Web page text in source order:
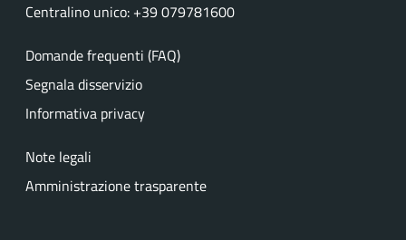
Centralino unico: +39 079781600
Domande frequenti (FAQ)
Segnala disservizio
Informativa privacy
Note legali
Amministrazione trasparente